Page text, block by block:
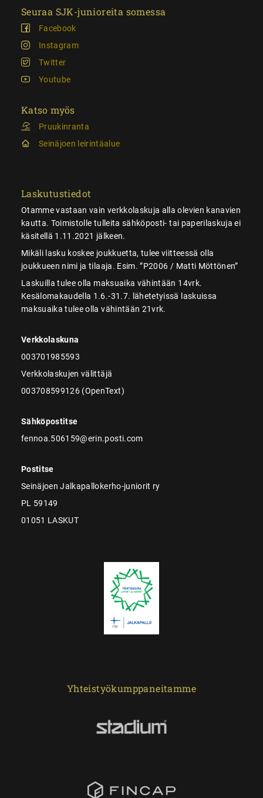
Seuraa SJK-junioreita somessa
Facebook
Instagram
Twitter
Youtube
Katso myös
Pruukinranta
Seinäjoen leirintäalue
Laskutustiedot
Otamme vastaan vain verkkolaskuja alla olevien kanavien
kautta. Toimistolle tulleita sähköposti- tai paperilaskuja ei
käsitellä 1.11.2021 jälkeen.
Mikäli lasku koskee joukkuetta, tulee viitteessä olla
joukkueen nimi ja tilaaja. Esim. ”P2006 / Matti Möttönen”
Laskuilla tulee olla maksuaika vähintään 14vrk.
Kesälomakaudella 1.6.-31.7. lähetetyissä laskuissa
maksuaika tulee olla vähintään 21vrk.
Verkkolaskuna
003701985593
Verkkolaskujen välittäjä
003708599126 (OpenText)
Sähköpostitse
fennoa.506159@erin.posti.com
Postitse
Seinäjoen Jalkapallokerho-juniorit ry
PL 59149
01051 LASKUT
Yhteistyökumppaneitamme